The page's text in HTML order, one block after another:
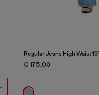
Regular Jeans High Waist
€ 175,00